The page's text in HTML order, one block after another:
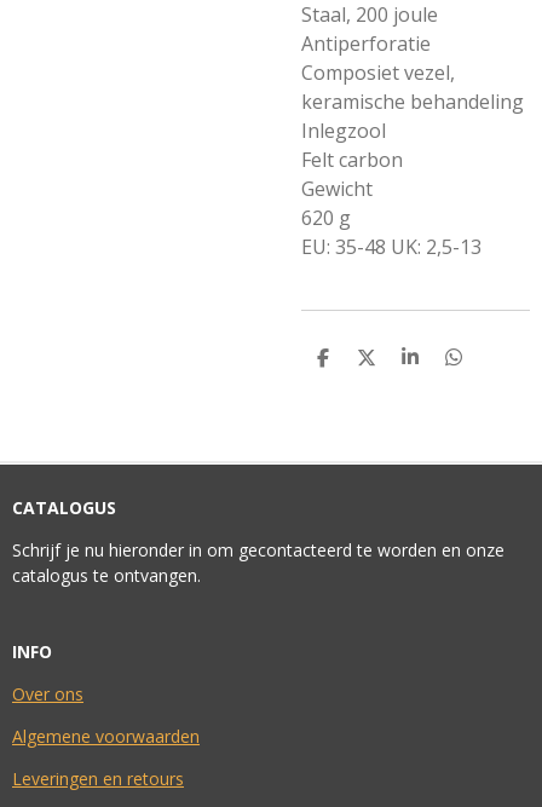
Staal, 200 joule
Antiperforatie
Composiet vezel,
keramische behandeling
Inlegzool
Felt carbon
Gewicht
620 g
EU: 35-48 UK: 2,5-13
D
D
S
D
CATALOGUS
Schrijf je nu hieronder in om gecontacteerd te worden en onze
catalogus te ontvangen.
INFO
Over ons
Algemene voorwaarden
Leveringen en retours